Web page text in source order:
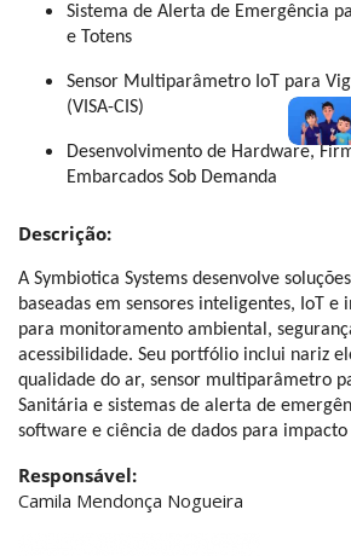
Sistema de Alerta de Emergência
e Totens
Sensor Multiparâmetro IoT para
(VISA-CIS)
Desenvolvimento de Hardware,
Embarcados Sob Demanda
Descrição:
A Symbiotica Systems desenvolve
baseadas em sensores inteligentes, IoT e
para monitoramento ambiental,
acessibilidade. Seu portfólio inclui nariz
qualidade do ar, sensor multiparâmetro
Sanitária e sistemas de alerta de
software e ciência de dados para impacto
Responsável:
Camila Mendonça Nogueira